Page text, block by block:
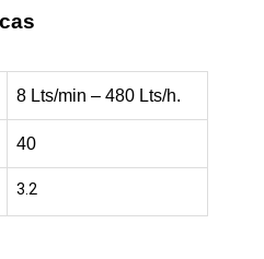
8 Lts/min – 480 Lts/h.
40
3.2